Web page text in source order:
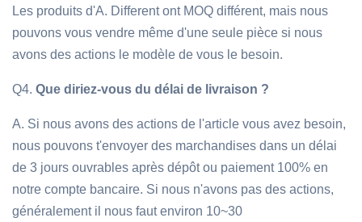
Les produits d'A. Different ont MOQ différent, mais nous
pouvons vous vendre même d'une seule pièce si nous
avons des actions le modèle de vous le besoin.
Q4. Que diriez-vous du délai de livraison ?
A. Si nous avons des actions de l'article vous avez besoin,
nous pouvons t'envoyer des marchandises dans un délai
de 3 jours ouvrables après dépôt ou paiement 100% en
notre compte bancaire. Si nous n'avons pas des actions,
généralement il nous faut environ 10~30